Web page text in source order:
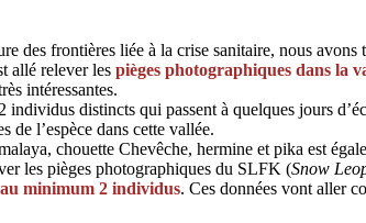
des frontières liée à la crise sanitaire, nous
allé relever les pièges photographiques dans la
intéressantes.
individus distincts qui passent à quelques jours
de l’espèce dans cette vallée.
chouette Chevêche, hermine et pika est
les pièges photographiques du SLFK (Snow
au minimum 2 individus. Ces données vont aller